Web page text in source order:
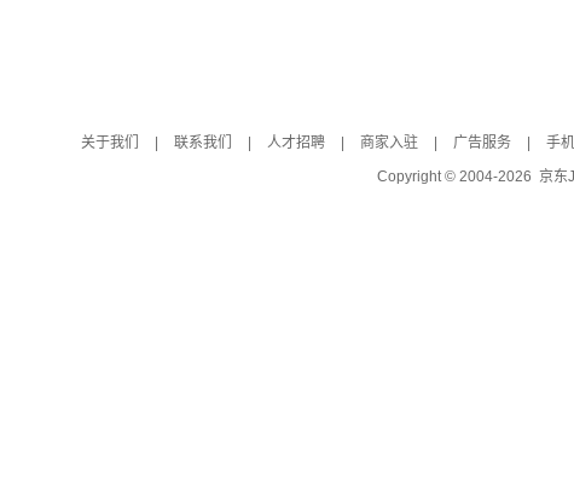
关于我们
联系我们 人才招聘 商家入驻 广告服务 手
Copyright © 2004-2026 京东